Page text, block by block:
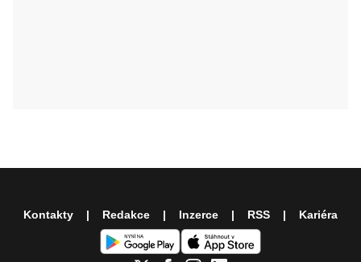
Kontakty Redakce Inzerce RSS Kariéra